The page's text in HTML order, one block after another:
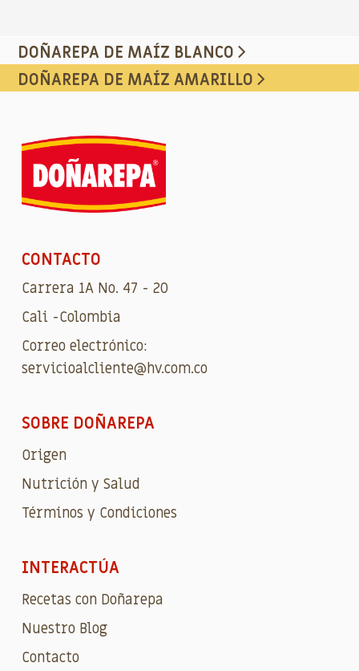
DOÑAREPA DE MAÍZ BLANCO
DOÑAREPA DE MAÍZ AMARILLO
CONTACTO
Carrera 1A No. 47 - 20
Cali -Colombia
Correo electrónico:
servicioalcliente@hv.com.co
SOBRE DOÑAREPA
Origen
Nutrición y Salud
Términos y Condiciones
INTERACTÚA
Recetas con Doñarepa
Nuestro Blog
Contacto